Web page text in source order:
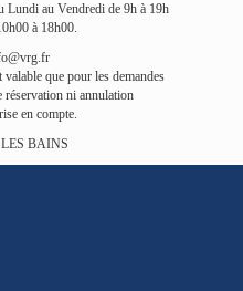
Lundi au Vendredi de 9h à 19h
à 18h00.
que pour les demandes
réservation ni annulation
en compte.
LES BAINS